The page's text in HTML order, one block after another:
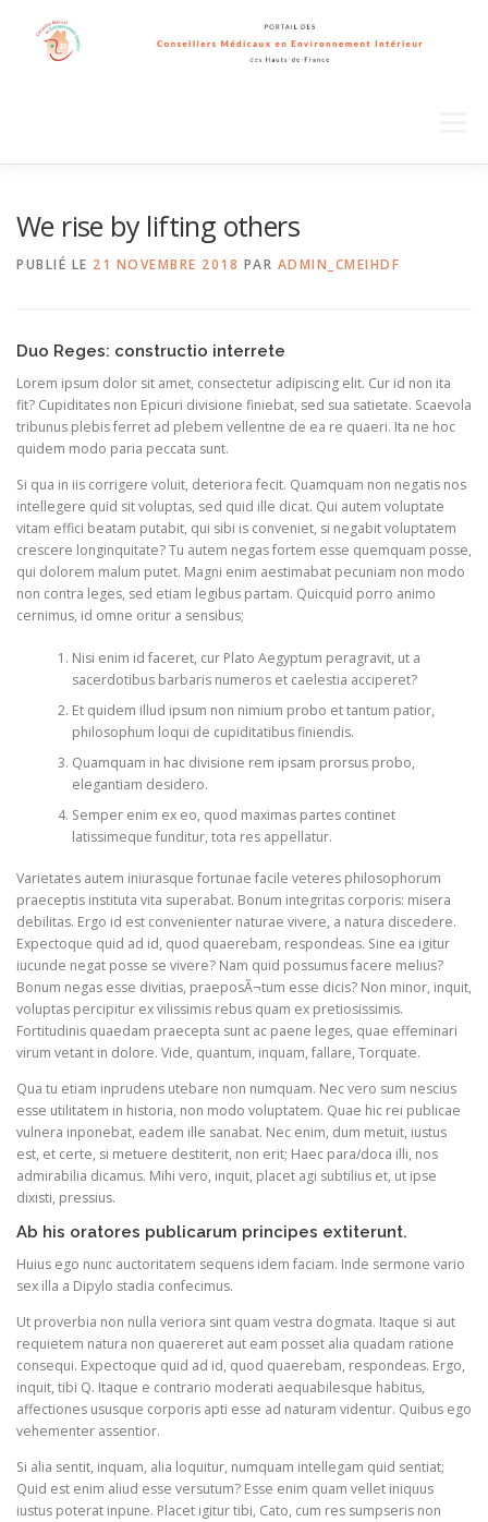
contenu
We rise by lifting others
PUBLIÉ LE 21 NOVEMBRE 2018 PAR ADMIN_CMEIHDF
Duo Reges: constructio interrete
Lorem ipsum dolor sit amet, consectetur adipiscing elit. Cur id non ita
fit? Cupiditates non Epicuri divisione finiebat, sed sua satietate. Scaevola
tribunus plebis ferret ad plebem vellentne de ea re quaeri. Ita ne hoc
quidem modo paria peccata sunt.
Si qua in iis corrigere voluit, deteriora fecit. Quamquam non negatis nos
intellegere quid sit voluptas, sed quid ille dicat. Qui autem voluptate
vitam effici beatam putabit, qui sibi is conveniet, si negabit voluptatem
crescere longinquitate? Tu autem negas fortem esse quemquam posse,
qui dolorem malum putet. Magni enim aestimabat pecuniam non modo
non contra leges, sed etiam legibus partam. Quicquid porro animo
cernimus, id omne oritur a sensibus;
Nisi enim id faceret, cur Plato Aegyptum peragravit, ut a
sacerdotibus barbaris numeros et caelestia acciperet?
Et quidem illud ipsum non nimium probo et tantum patior,
philosophum loqui de cupiditatibus finiendis.
Quamquam in hac divisione rem ipsam prorsus probo,
elegantiam desidero.
Semper enim ex eo, quod maximas partes continet
latissimeque funditur, tota res appellatur.
Varietates autem iniurasque fortunae facile veteres philosophorum
praeceptis instituta vita superabat. Bonum integritas corporis: misera
debilitas. Ergo id est convenienter naturae vivere, a natura discedere.
Expectoque quid ad id, quod quaerebam, respondeas. Sine ea igitur
iucunde negat posse se vivere? Nam quid possumus facere melius?
Bonum negas esse divitias, praeposÃ¬tum esse dicis? Non minor, inquit,
voluptas percipitur ex vilissimis rebus quam ex pretiosissimis.
Fortitudinis quaedam praecepta sunt ac paene leges, quae effeminari
virum vetant in dolore. Vide, quantum, inquam, fallare, Torquate.
Qua tu etiam inprudens utebare non numquam. Nec vero sum nescius
esse utilitatem in historia, non modo voluptatem. Quae hic rei publicae
vulnera inponebat, eadem ille sanabat. Nec enim, dum metuit, iustus
est, et certe, si metuere destiterit, non erit; Haec para/doca illi, nos
admirabilia dicamus. Mihi vero, inquit, placet agi subtilius et, ut ipse
dixisti, pressius.
Ab his oratores publicarum principes extiterunt.
Huius ego nunc auctoritatem sequens idem faciam. Inde sermone vario
sex illa a Dipylo stadia confecimus.
Ut proverbia non nulla veriora sint quam vestra dogmata. Itaque si aut
requietem natura non quaereret aut eam posset alia quadam ratione
consequi. Expectoque quid ad id, quod quaerebam, respondeas. Ergo,
inquit, tibi Q. Itaque e contrario moderati aequabilesque habitus,
affectiones ususque corporis apti esse ad naturam videntur. Quibus ego
vehementer assentior.
Si alia sentit, inquam, alia loquitur, numquam intellegam quid sentiat;
Quid est enim aliud esse versutum? Esse enim quam vellet iniquus
iustus poterat inpune. Placet igitur tibi, Cato, cum res sumpseris non